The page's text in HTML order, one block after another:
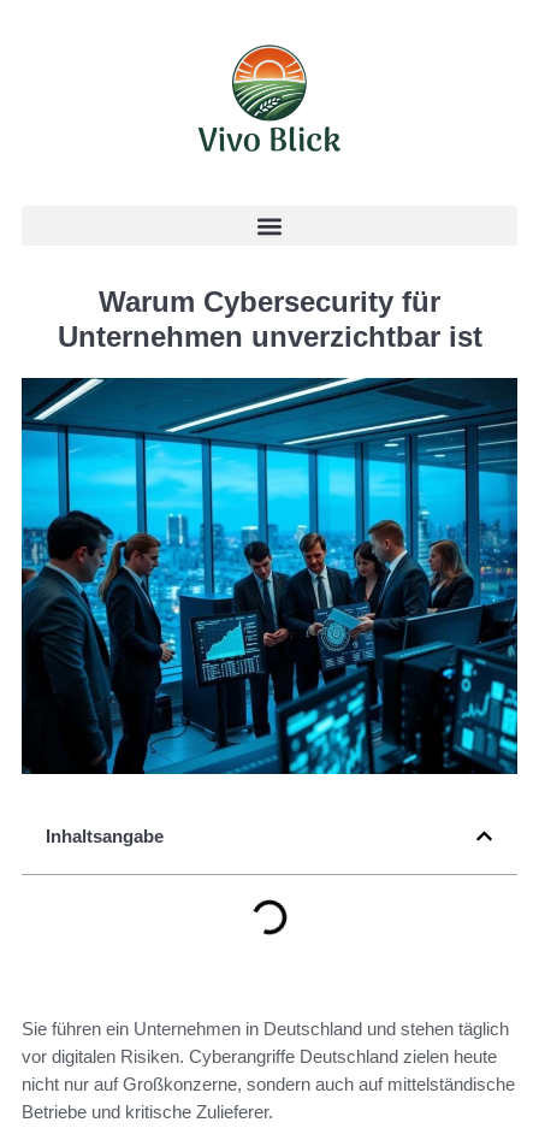
Warum Cybersecurity für
Unternehmen unverzichtbar ist
Inhaltsangabe
Sie führen ein Unternehmen in Deutschland und stehen täglich
vor digitalen Risiken. Cyberangriffe Deutschland zielen heute
nicht nur auf Großkonzerne, sondern auch auf mittelständische
Betriebe und kritische Zulieferer.